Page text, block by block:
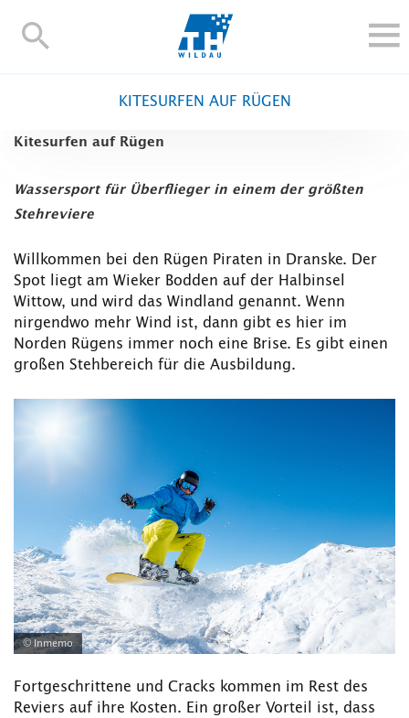
TH-
FORSCHUNG UND TRANSFER
HOCHSCHULE
BESCHÄFTIGTE
Blogs Kontakt und Anfahrt Webmail Moodle
TH Online-Portal Personensuche English
KITESURFEN AUF RÜGEN
Kitesurfen auf Rügen
Wassersport für Überflieger in einem der größten
Stehreviere
Willkommen bei den Rügen Piraten in Dranske. Der
Spot liegt am Wieker Bodden auf der Halbinsel
Wittow, und wird das Windland genannt. Wenn
nirgendwo mehr Wind ist, dann gibt es hier im
Norden Rügens immer noch eine Brise. Es gibt einen
großen Stehbereich für die Ausbildung.
© Inmemo
Fortgeschrittene und Cracks kommen im Rest des
Reviers auf ihre Kosten. Ein großer Vorteil ist, dass